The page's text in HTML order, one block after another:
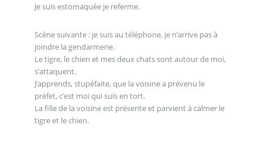
Je suis estomaquée je referme.
Scène suivante : je suis au téléphone, je n’arrive pas à
joindre la gendarmerie.
Le tigre, le chien et mes deux chats sont autour de moi,
s’attaquent.
J’apprends, stupéfaite, que la voisine a prévenu le
préfet, c’est moi qui suis en tort.
La fille de la voisine est présente et parvient à calmer le
tigre et le chien.